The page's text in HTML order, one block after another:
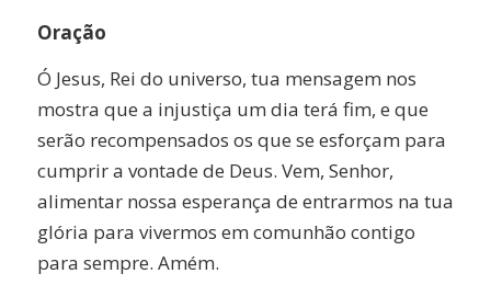
Oração
Ó Jesus, Rei do universo, tua mensagem nos
mostra que a injustiça um dia terá fim, e que
serão recompensados os que se esforçam para
cumprir a vontade de Deus. Vem, Senhor,
alimentar nossa esperança de entrarmos na tua
glória para vivermos em comunhão contigo
para sempre. Amém.